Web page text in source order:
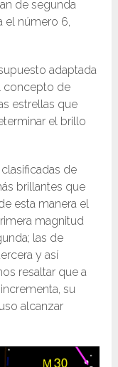
de segunda
el número 6,
adaptada
concepto de
estrellas que
el brillo
de
brillantes que
esta manera el
magnitud
las de
y así
resaltar que a
su
alcanzar